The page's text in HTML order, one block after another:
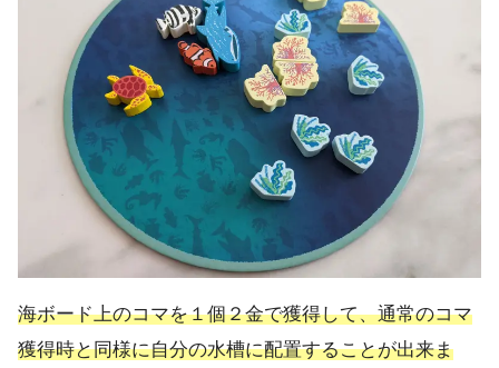
海ボード上のコマを１個２金で獲得して、通常のコマ
獲得時と同様に自分の水槽に配置することが出来ま